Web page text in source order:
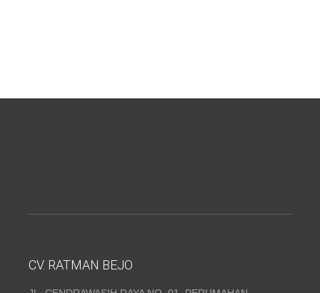
CV. RATMAN BEJO